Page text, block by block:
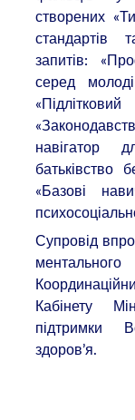
створених
стандартів
запитів:
серед
навігатор
батьківство
«Базові
Супровід
Кабінету
підтримки
здоров’я.